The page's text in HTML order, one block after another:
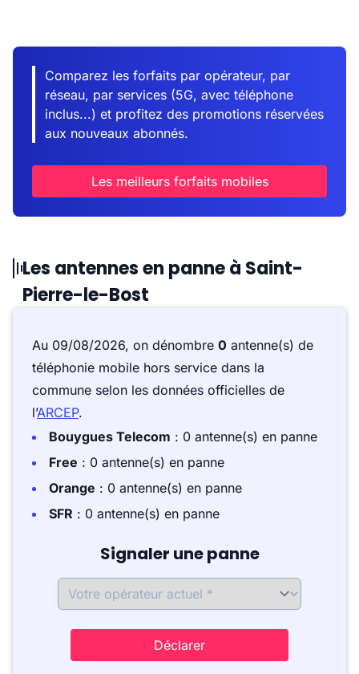
Comparez les forfaits par opérateur, par
réseau, par services (5G, avec téléphone
inclus...) et profitez des promotions réservées
aux nouveaux abonnés.
Les meilleurs forfaits mobiles
Les antennes en panne à Saint-
Pierre-le-Bost
Au 09/08/2026, on dénombre 0 antenne(s) de
téléphonie mobile hors service dans la
commune selon les données officielles de
l’ARCEP.
Bouygues Telecom : 0 antenne(s) en panne
Free : 0 antenne(s) en panne
Orange : 0 antenne(s) en panne
SFR : 0 antenne(s) en panne
Signaler une panne
Déclarer